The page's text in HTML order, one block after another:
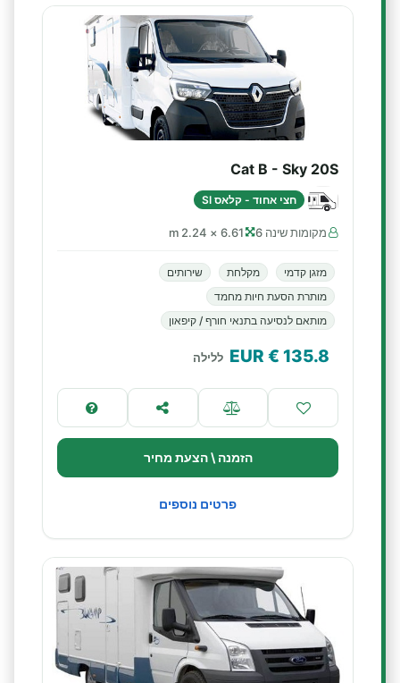
Cat B - Sky 20S
חצי אחוד - קלאס SI
מקומות שינה 6 6.61 × 2.24 m
מזגן קדמי מקלחת
שירותים
מותרת הסעת חיות מחמד
מותאם לנסיעה בתנאי חורף / קיפאון
135.8
€ EUR ללילה
הזמנה \ הצעת מחיר
פרטים נוספים